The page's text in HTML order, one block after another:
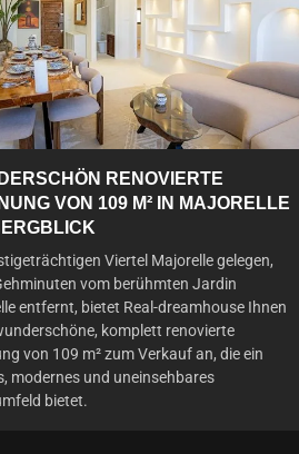
RENOVIERTE
VON 109 M² IN MAJORELLE
Viertel Majorelle gelegen,
vom berühmten Jardin
entfernt, bietet Real-dreamhouse Ihnen
komplett renovierte
von 109 m² zum Verkauf an, die ein
modernes und uneinsehbares
bietet.